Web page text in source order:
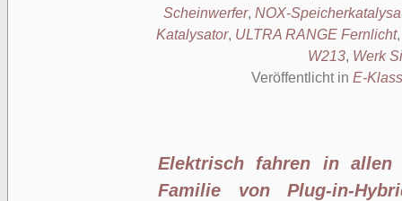
Scheinwerfer, NOX-
Katalysator, ULTRA RANGE Fernlicht
W213, Werk
Veröffentlicht in E-
Elektrisch fahren in allen
Familie von Plug-in-